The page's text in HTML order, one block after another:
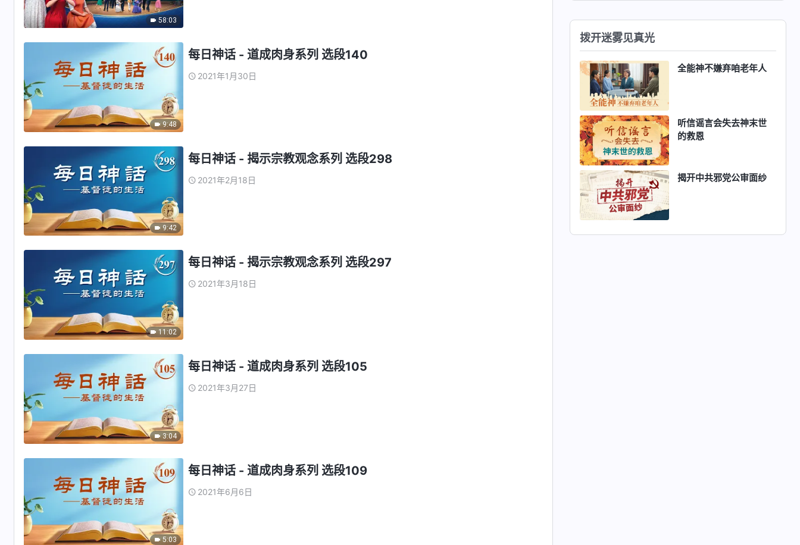
58:03
9:48
每日神话 - 道成肉身系列 选段140
2021年1月30日
9:42
每日神话 - 揭示宗教观念系列 选段298
2021年2月18日
11:02
每日神话 - 揭示宗教观念系列 选段297
2021年3月18日
3:04
每日神话 - 道成肉身系列 选段105
2021年3月27日
5:03
每日神话 - 道成肉身系列 选段109
2021年6月6日
拨开迷雾见真光
全能神不嫌弃咱老年人
听信谣言会失去神末世
的救恩
揭开中共邪党公审面纱